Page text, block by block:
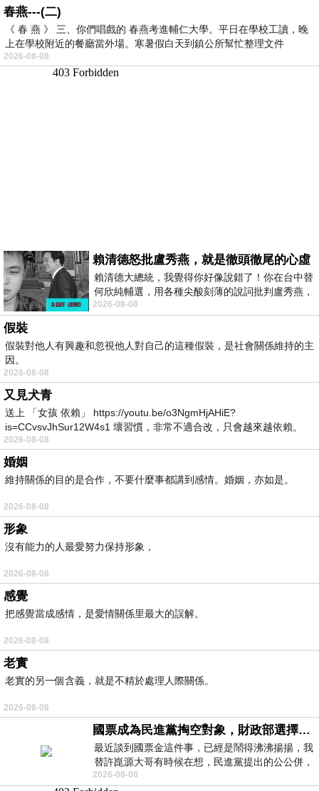
春燕---(二)
《 春 燕 》 三、你們唱戲的 春燕考進輔仁大學。平日在學校工讀，晚
上在學校附近的餐廳當外場。寒暑假白天到鎮公所幫忙整理文件
2026-08-08
賴清德怒批盧秀燕，就是徹頭徹尾的心虛
賴清德大總統，我覺得你好像說錯了！你在台中替
何欣純輔選，用各種尖酸刻薄的說詞批判盧秀燕，
罵她施政滿意度輸給陳其邁，甚至還說盧
2026-08-08
假裝
假裝對他人有興趣和忽視他人對自己的這種假裝，是社會關係維持的主
因。
2026-08-08
又見犬青
送上 「女孩 依賴」 https://youtu.be/o3NgmHjAHiE?
is=CCvsvJhSur12W4s1 壞習慣，非常不適合改，只會越來越依賴。
我害怕的
2026-08-08
婚姻
維持關係的目的是合作，不要什麼事都講到感情。婚姻，亦如是。
2026-08-08
形象
沒有能力的人最愛努力保持形象，
2026-08-08
感覺
把感覺當成感情，是愛情關係里最大的誤解。
2026-08-08
老實
老實的另一個含義，就是不精於處理人際關係。
2026-08-08
國票成為民進黨掏空對象，財政部選擇性失憶
最近談到國票金這件事，已經是鬧得沸沸揚揚，我
替許崑源大哥有時候在想，民進黨提出的公公併，
其實就是想要國庫通黨庫，鬧出最大的醜
2026-08-08